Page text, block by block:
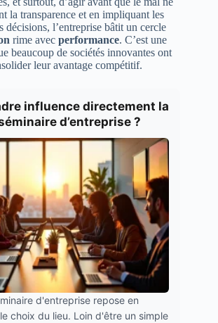
la transparence et en impliquant les
décisions, l’entreprise bâtit un cercle
rime avec performance. C’est une
beaucoup de sociétés innovantes ont
leur avantage compétitif.
influence directement la
d’entreprise ?
d'entreprise repose en
choix du lieu. Loin d'être un simple